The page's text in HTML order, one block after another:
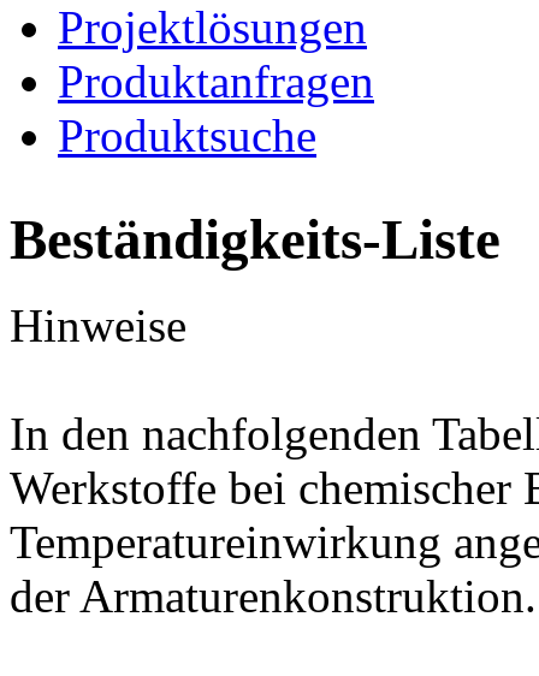
Projektlösungen
Produktanfragen
Produktsuche
Beständigkeits-Liste
Hinweise
In den nachfolgenden
Werkstoffe bei chemischer
Temperatureinwirkung
der Armaturenkonstruktion.